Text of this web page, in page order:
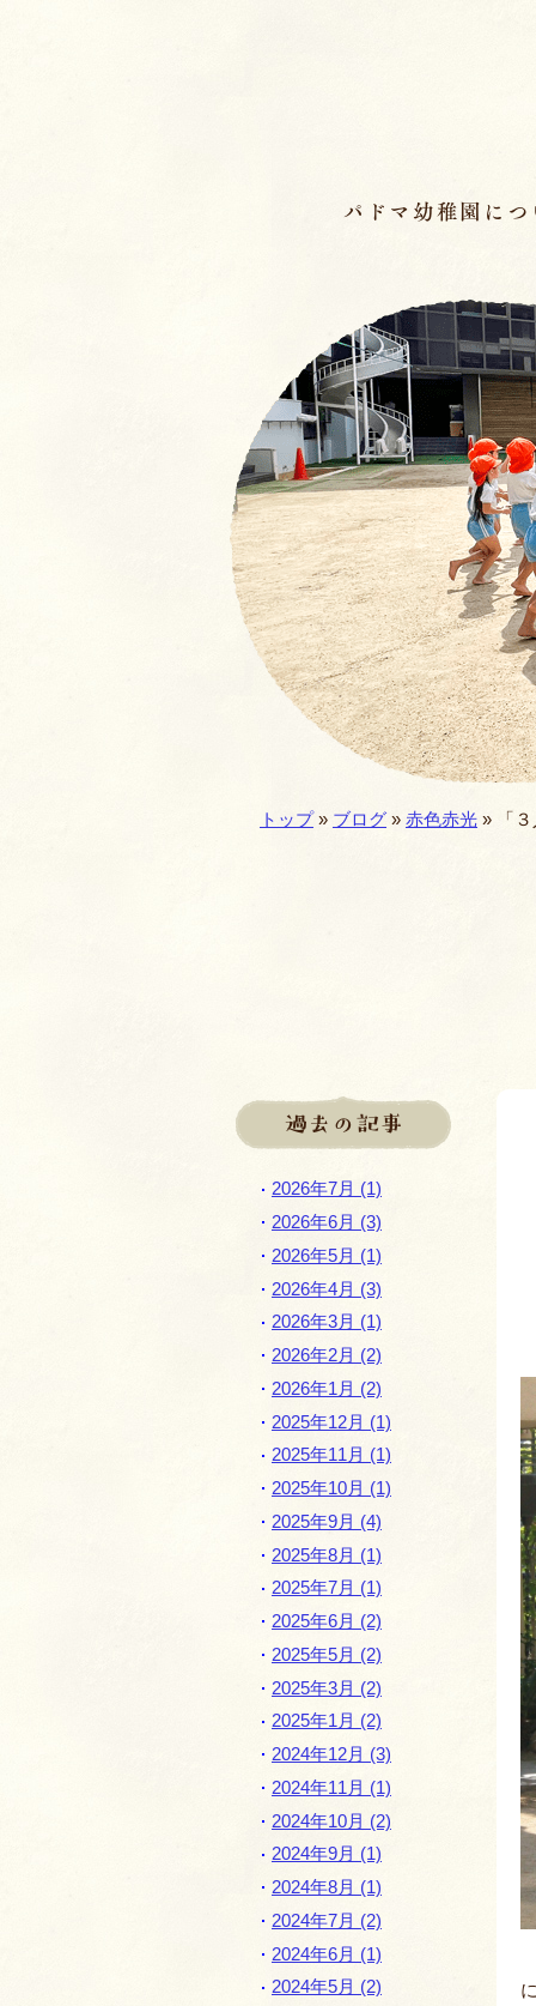
パドマ幼稚園に
園長のことば／沿
園の魅力
保育理念・保育⽅
教育の特徴
園の一年・一日
仏教食育
預かり保育
施設／セキュリテ
現在地:
トップ» ブログ » 赤色赤光 » 「
過去の記事
2026年7月 (1)
2026年6月 (3)
2026年5月 (1)
2026年4月 (3)
2026年3月 (1)
2026年2月 (2)
2026年1月 (2)
2025年12月 (1)
2025年11月 (1)
2025年10月 (1)
2025年9月 (4)
2025年8月 (1)
2025年7月 (1)
2025年6月 (2)
2025年5月 (2)
2025年3月 (2)
2025年1月 (2)
2024年12月 (3)
2024年11月 (1)
2024年10月 (2)
2024年9月 (1)
2024年8月 (1)
2024年7月 (2)
2024年6月 (1)
2024年5月 (2)